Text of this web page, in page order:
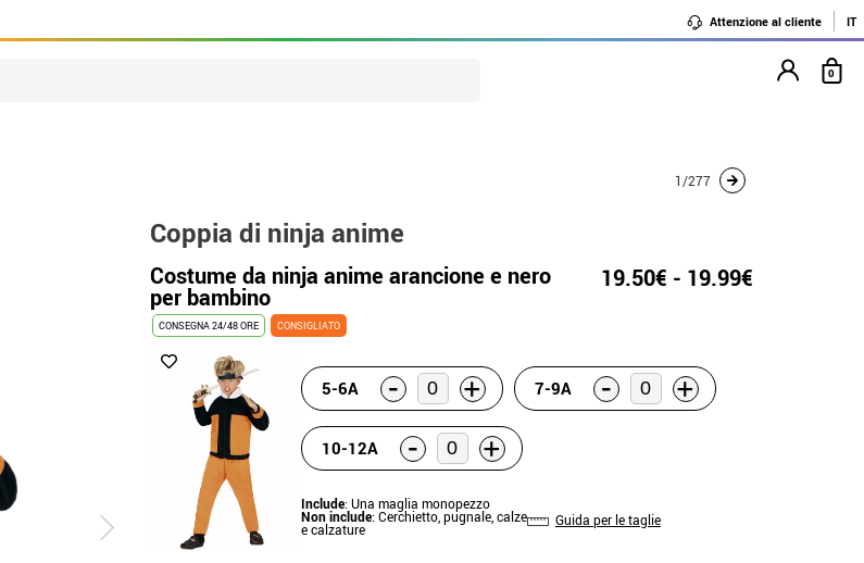
Attenzione al cliente IT
0
1/277
Coppia di ninja anime
Costume da ninja anime arancione e nero
per bambino
19.50€ - 19.99€
CONSEGNA 24/48 ORE CONSIGLIATO
5-6A - + 7-9A - +
10-12A - +
Include: Una maglia monopezzo
Non include: Cerchietto, pugnale, calze
e calzature
Guida per le taglie